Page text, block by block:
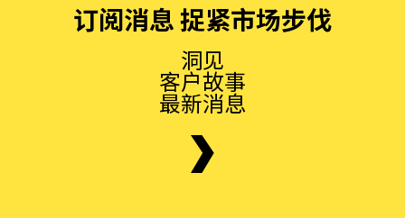
订阅消息 捉紧市场步伐
洞见
客户故事
最新消息